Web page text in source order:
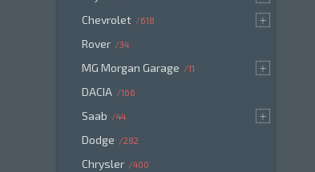
Chevrolet 618
Rover 34
MG Morgan Garage 11
DACIA 166
Saab 44
Dodge 282
Chrysler 400